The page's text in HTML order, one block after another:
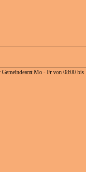
Mo - Fr von 08:00 bis